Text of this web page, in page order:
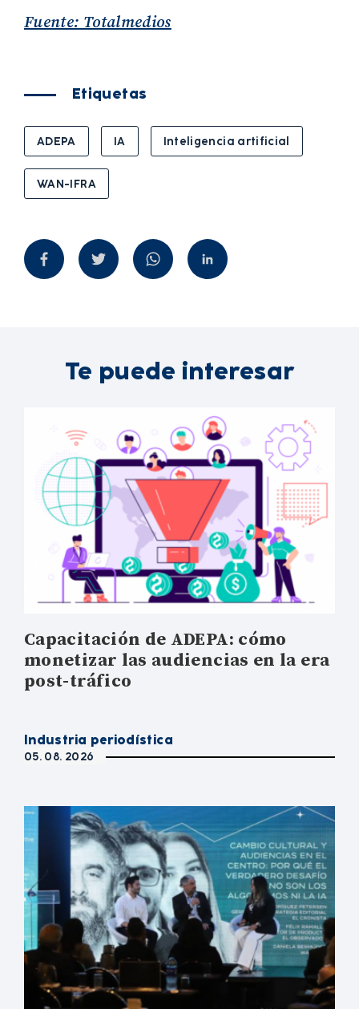
Fuente: Totalmedios
Etiquetas
ADEPA IA Inteligencia artificial
WAN-IFRA
Te puede interesar
Capacitación de ADEPA: cómo
monetizar las audiencias en la era
post-tráfico
Industria periodística
05. 08. 2026